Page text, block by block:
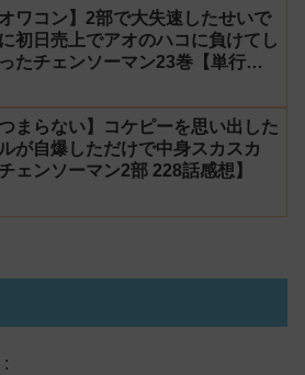
オワコン】2部で大失速したせいで
初日売上でアオのハコに負けてし
たチェンソーマン23巻【単行
つまらない】コケピーを思い出した
が自爆しただけで中身スカスカ
チェンソーマン2部 228話感想】
: